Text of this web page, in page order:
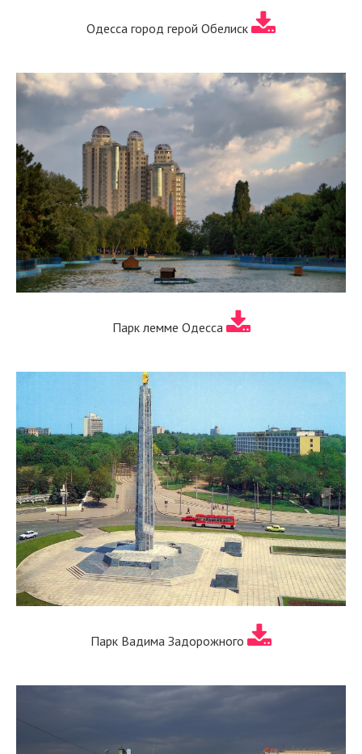
Одесса город герой Обелиск
Парк лемме Одесса
Парк Вадима Задорожного